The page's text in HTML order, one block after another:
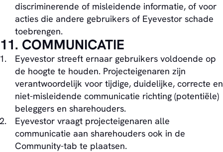
discriminerende of misleidende informatie, of voor
acties die andere gebruikers of Eyevestor schade
toebrengen.
11. COMMUNICATIE
Eyevestor streeft ernaar gebruikers voldoende op
de hoogte te houden. Projecteigenaren zijn
verantwoordelijk voor tijdige, duidelijke, correcte en
niet-misleidende communicatie richting (potentiële)
beleggers en sharehouders.
Eyevestor vraagt projecteigenaren alle
communicatie aan sharehouders ook in de
Community-tab te plaatsen.